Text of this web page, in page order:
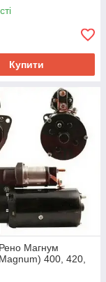
Купити
Магнум
400, 420,